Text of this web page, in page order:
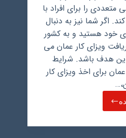
را برای افراد با
اگر شما نیز به دنبال
خود هستید و به کشور
ویزای کار عمان می
هدف باشد. شرایط
برای اخذ ویزای کار